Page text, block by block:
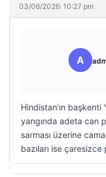
03/06/2026: 10:27 pm
A
Hindistan’ın başkenti
yangında adeta can
sarması üzerine cama
bazıları ise